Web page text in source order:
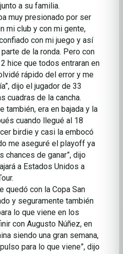
a su familia.
muy presionado por ser
mi club y con mi gente,
con mi juego y así
de la ronda. Pero con
hice que todos entraran en
rápido del error y me
dijo el jugador de 33
cuadras de la cancha.
también, era en bajada y la
cuando llegué al 18
birdie y casi la embocó
me aseguré el playoff ya
chances de ganar”, dijo
a Estados Unidos a
quedó con la Copa San
y seguramente también
lo que viene en los
con Augusto Núñez, en
siendo una gran semana,
para lo que viene”, dijo